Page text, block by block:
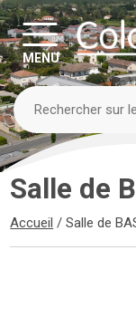
MENU
Salle de
Accueil /Salle de